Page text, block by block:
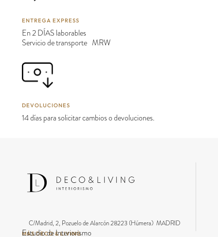
ENTREGA EXPRESS
En 2 DÍAS laborables
Servicio de transporte MRW
DEVOLUCIONES
14 días para solicitar cambios o devoluciones.
C/Madrid, 2, Pozuelo de Alarcón 28223 (Húmera) MADRID
MÁS DECO & LIVING
Estudio de Interiorismo